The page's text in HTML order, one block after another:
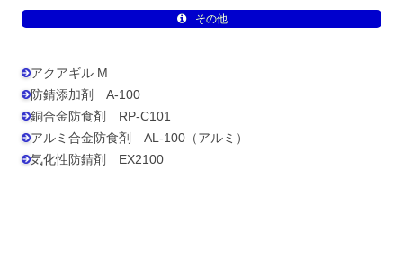
その他
アクアギル M
防錆添加剤 A-100
銅合金防食剤 RP-C101
アルミ合金防食剤 AL-100（アルミ）
気化性防錆剤 EX2100